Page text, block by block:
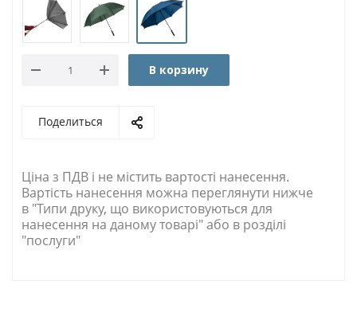
В корзину
Поделиться
Ціна з ПДВ і не містить вартості нанесення.
Вартість нанесення можна переглянути нижче
в "Типи друку, що використовуються для
нанесення на даному товарі" або в розділі
"послуги"